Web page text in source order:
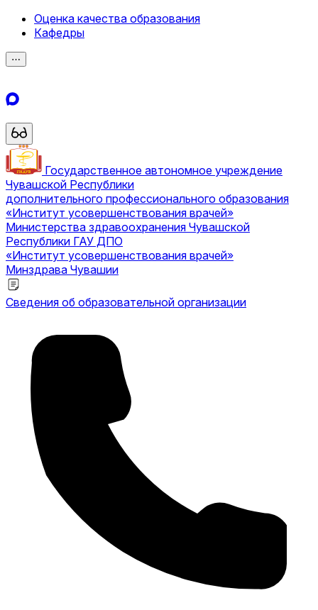
Оценка качества образования
Кафедры
⋯
Государственное автономное учреждение
Чувашской Республики
дополнительного профессионального образования
«Институт усовершенствования врачей»
Министерства здравоохранения Чувашской
Республики ГАУ ДПО
«Институт усовершенствования врачей»
Минздрава Чувашии
Сведения об образовательной организации